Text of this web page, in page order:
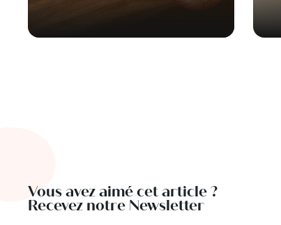
Vous avez aimé cet article ?
Recevez notre Newsletter